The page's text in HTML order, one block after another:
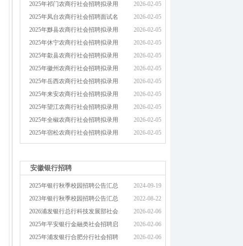
2025年祁门农商行社会招聘拟录用
2026-02-05
2025年凤台农商行社会招聘面试名
2026-02-05
2025年黟县农商行社会招聘拟录用
2026-02-05
2025年休宁农商行社会招聘拟录用
2026-02-05
2025年歙县农商行社会招聘拟录用
2026-02-05
2025年徽州农商行社会招聘拟录用
2026-02-05
2025年岳西农商行社会招聘拟录用
2026-02-05
2025年来安农商行社会招聘拟录用
2026-02-05
2025年望江农商行社会招聘拟录用
2026-02-05
2025年全椒农商行社会招聘拟录用
2026-02-05
2025年宿松农商行社会招聘拟录用
2026-02-05
安徽银行招聘
2025年银行秋季校园招聘公告汇总
2024-09-19
2023年银行秋季校园招聘公告汇总
2022-08-22
2026浦发银行总行科技发展部社会
2026-02-06
2025年平安银行金融类社会招聘启
2026-02-06
2025年浦发银行合肥分行社会招聘
2026-02-06